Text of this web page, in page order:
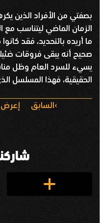
بصفتي من الأفراد الذين
الزمان الماضي ليتناسب
ما أريده بالتحديد، فقد
صحيح أنه يبقى فروقات
يسيء للسرد العام وظل
الحقيقية، فهذا المسلسل
السابق إعرض